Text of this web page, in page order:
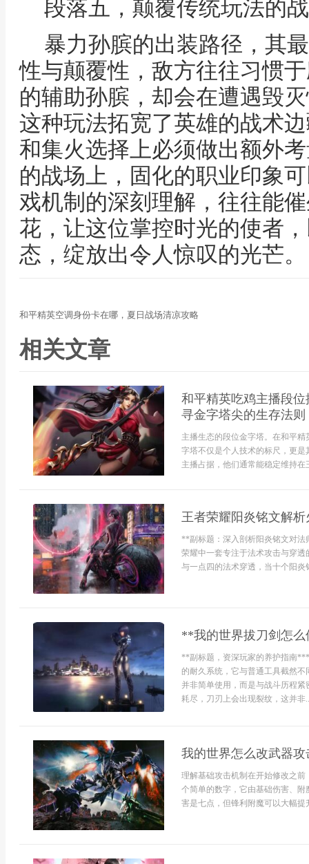
段落五，颠覆传统玩法的
暴力孙膑的出装路径，其
性与颠覆性，敌方往往习惯
的辅助孙膑，却会在遭遇毁
这种玩法拓宽了英雄的战术
和集火选择上必须做出额外
的战场上，固化的职业印象
戏机制的深刻理解，往往能
花，让这位掌控时光的使者
态，绽放出令人惊叹的光芒。
和平精英空调身份卡在哪，夏日战场清凉攻略
相关文章
和平精英吃鸡主播段
寻金字塔尖的生存法则
主播生态的段位金字塔。在和平
字塔不仅是个人技术的标尺，更
主播占据，他们通常能稳定维持在
王者荣耀阳炎铭文解
**副标题：深入剖析阳炎铭文对
荣耀中一套专注于法术攻击与穿
与一点四的法术穿透，当十个阳
**我的世界拔刀剑怎
**副标题，资深玩家的养护指南
的耐久系统，它与普通工具截然不
并非简单使用，而是与战斗历程
耗尽，刀刃上会出现裂纹，这并非
我的世界怎么改武器
理解基础攻击机制在开始修改之
个简单的数字，它由基础伤害、
害是七点，但锋利附魔可以大幅